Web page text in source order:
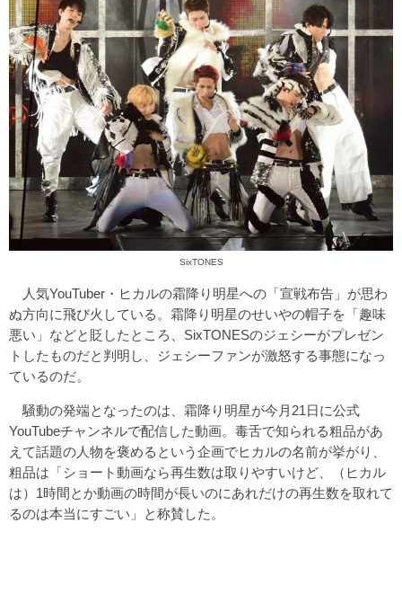
SixTONES
人気YouTuber・ヒカルの霜降り明星への「宣戦布告」が思わ
ぬ方向に飛び火している。霜降り明星のせいやの帽子を「趣味
悪い」などと貶したところ、SixTONESのジェシーがプレゼン
トしたものだと判明し、ジェシーファンが激怒する事態になっ
ているのだ。
騒動の発端となったのは、霜降り明星が今月21日に公式
YouTubeチャンネルで配信した動画。毒舌で知られる粗品があ
えて話題の人物を褒めるという企画でヒカルの名前が挙がり、
粗品は「ショート動画なら再生数は取りやすいけど、（ヒカル
は）1時間とか動画の時間が長いのにあれだけの再生数を取れて
るのは本当にすごい」と称賛した。